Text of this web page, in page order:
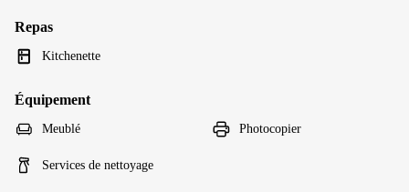
Repas
Kitchenette
Équipement
Meublé Photocopier
Services de nettoyage